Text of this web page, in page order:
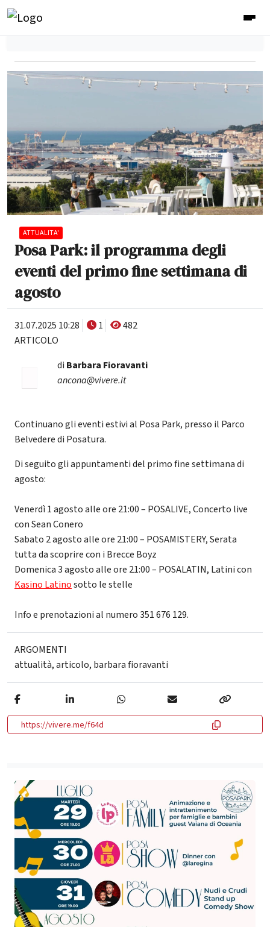
ATTUALITA'
Posa Park: il programma degli
eventi del primo fine settimana di
agosto
31.07.2025 10:28 1
482
ARTICOLO
di Barbara Fioravanti
ancona@vivere.it
Continuano gli eventi estivi al Posa Park, presso il Parco
Belvedere di Posatura.
Di seguito gli appuntamenti del primo fine settimana di
agosto:
Venerdì 1 agosto alle ore 21:00 – POSALIVE, Concerto live
con Sean Conero
Sabato 2 agosto alle ore 21:00 – POSAMISTERY, Serata
tutta da scoprire con i Brecce Boyz
Domenica 3 agosto alle ore 21:00 – POSALATIN, Latini con
Kasino Latinosotto le stelle
Info e prenotazioni al numero 351 676 129.
ARGOMENTI
attualità,articolo, barbara fioravanti
https://vivere.me/f64d